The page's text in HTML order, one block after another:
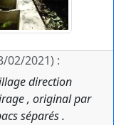
02/2021) :
direction
, original par
séparés .